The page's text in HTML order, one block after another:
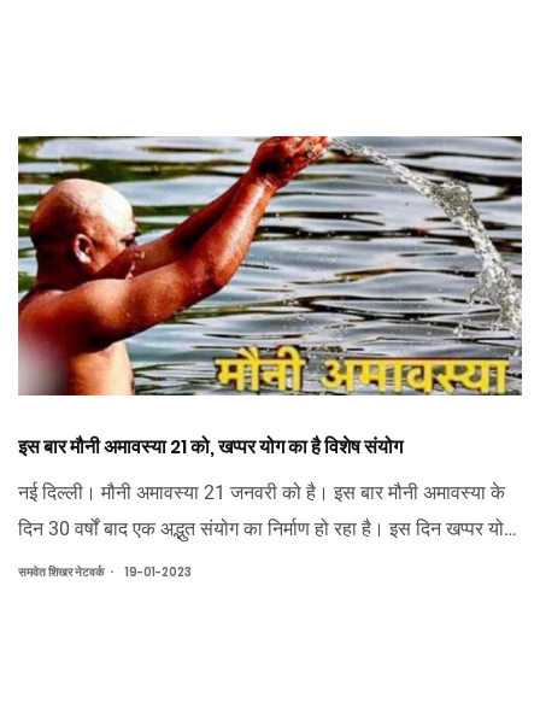
इस बार मौनी अमावस्या 21 को, खप्पर योग का है विशेष संयोग
नई दिल्ली। मौनी अमावस्या 21 जनवरी को है। इस बार मौनी अमावस्या के
दिन 30 वर्षों बाद एक अद्भुत संयोग का निर्माण हो रहा है। इस दिन खप्पर योग
बन रहा है। जगन्नाथ मंदिर के पंडित सौरभ कुमार मिश्रा ने बताया कि माघ
समवेत शिखर नेटवर्क . 19-01-2023